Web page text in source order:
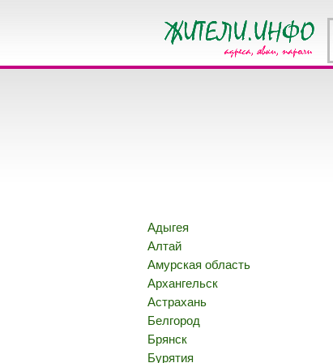
Адыгея
Алтай
Амурская область
Архангельск
Астрахань
Белгород
Брянск
Бурятия